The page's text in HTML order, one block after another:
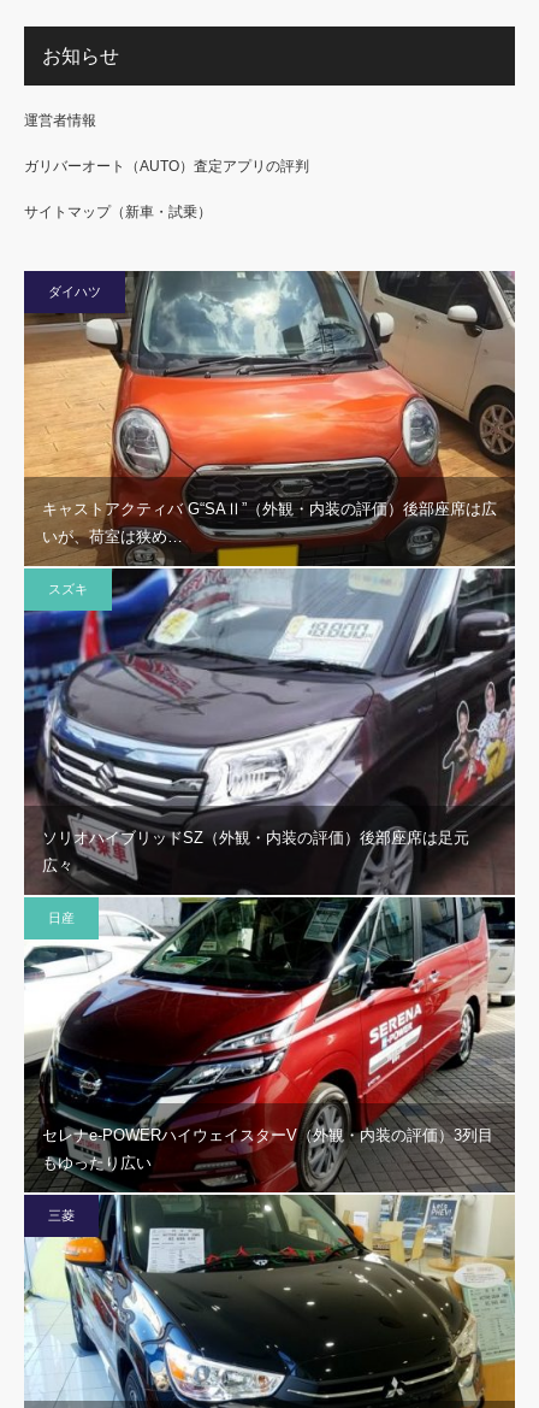
お知らせ
運営者情報
ガリバーオート（AUTO）査定アプリの評判
サイトマップ（新車・試乗）
ダイハツ
キャストアクティバ G“SAⅡ”（外観・内装の評価）後部座席は広
いが、荷室は狭め…
スズキ
ソリオハイブリッドSZ（外観・内装の評価）後部座席は足元
広々
日産
セレナe-POWERハイウェイスターV（外観・内装の評価）3列目
もゆったり広い
三菱